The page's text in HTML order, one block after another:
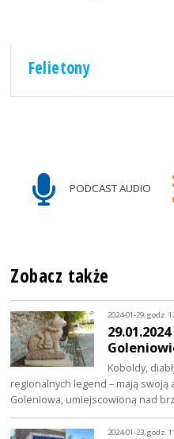
Felietony
PODCAST AUDIO
Zobacz także
2024-01-29, godz.
Koboldy,
regionalnych legend – mają swoją
Goleniowa, umiejscowioną nad
2024-01-23, godz.